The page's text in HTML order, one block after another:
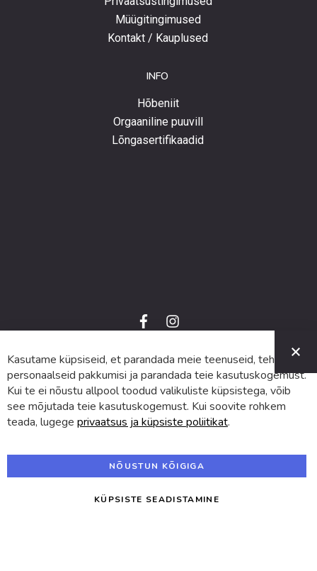
Müügitingimused
Kontakt / Kauplused
INFO
Hõbeniit
Orgaaniline puuvill
Lõngasertifikaadid
f
a
e
b
o
o
k
i
n
t
a
g
r
a
m
© 2024 SUVA. Kõik õigused kaitstud.
Kasutame küpsiseid, et parandada meie teenuseid, teha
personaalseid pakkumisi ja parandada teie kasutuskogemust.
Kui te ei nõustu allpool toodud valikuliste küpsistega, võib
see mõjutada teie kasutuskogemust. Kui soovite rohkem
teada, lugege privaatsus ja küpsiste poliitikat.
NÕUSTUN KÕIGIGA
KÜPSISTE SEADISTAMINE